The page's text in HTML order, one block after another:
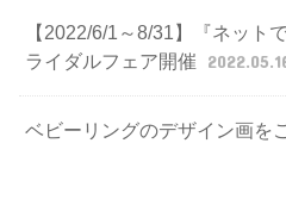
【2022/6/1～8/31】『ネット
ライダルフェア開催
ベビーリングのデザイン画を